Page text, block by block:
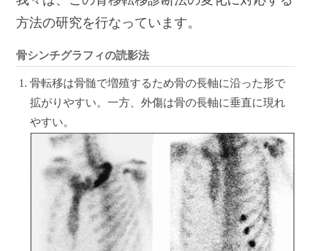
方法の研究を行なっています。
骨シンチグラフィの読影法
骨転移は骨髄で増殖するため骨の長軸に沿った形で
拡がりやすい。一方、外傷は骨の長軸に垂直に現れ
やすい。